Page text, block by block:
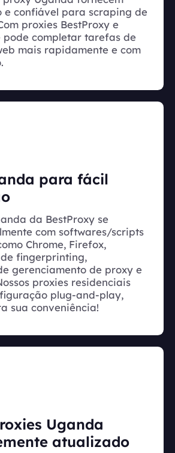
e confiável para scraping de
proxies BestProxy e
pode completar tarefas de
mais rapidamente e com
para fácil
da BestProxy se
com softwares/scripts
Chrome, Firefox,
fingerprinting,
gerenciamento de proxy e
proxies residenciais
plug-and-play,
sua conveniência!
Uganda
atualizado